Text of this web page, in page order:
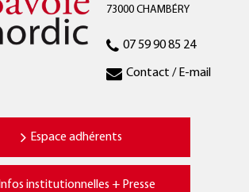
73000 CHAMBÉRY
07 59 90 85 24
Contact / E-mail
Espace adhérents
Infos institutionnelles + Presse